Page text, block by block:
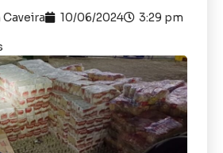
10/06/2024 3:29 pm